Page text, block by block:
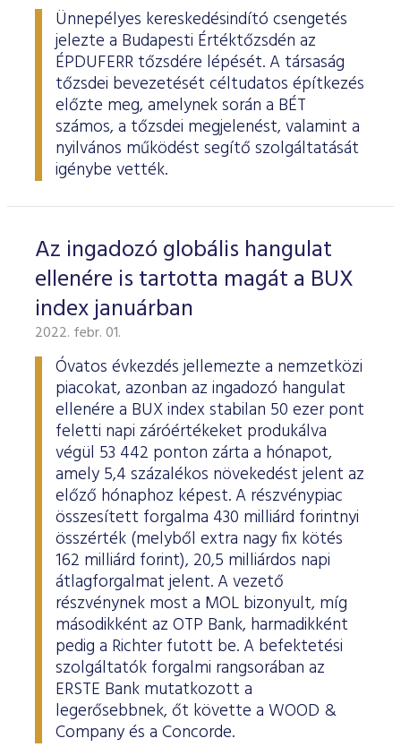
Ünnepélyes kereskedésindító csengetés
jelezte a Budapesti Értéktőzsdén az
ÉPDUFERR tőzsdére lépését. A társaság
tőzsdei bevezetését céltudatos építkezés
előzte meg, amelynek során a BÉT
számos, a tőzsdei megjelenést, valamint a
nyilvános működést segítő szolgáltatását
igénybe vették.
Az ingadozó globális hangulat
ellenére is tartotta magát a BUX
index januárban
2022. febr. 01.
Óvatos évkezdés jellemezte a nemzetközi
piacokat, azonban az ingadozó hangulat
ellenére a BUX index stabilan 50 ezer pont
feletti napi záróértékeket produkálva
végül 53 442 ponton zárta a hónapot,
amely 5,4 százalékos növekedést jelent az
előző hónaphoz képest. A részvénypiac
összesített forgalma 430 milliárd forintnyi
összérték (melyből extra nagy fix kötés
162 milliárd forint), 20,5 milliárdos napi
átlagforgalmat jelent. A vezető
részvénynek most a MOL bizonyult, míg
másodikként az OTP Bank, harmadikként
pedig a Richter futott be. A befektetési
szolgáltatók forgalmi rangsorában az
ERSTE Bank mutatkozott a
legerősebbnek, őt követte a WOOD &
Company és a Concorde.